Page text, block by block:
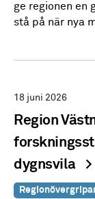
ge regionen en
stå på när nya
18 juni 2026
Region
dygnsvila